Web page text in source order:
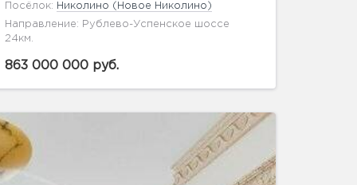
Посёлок: Николино (Новое Николино)
Направление: Рублево-Успенское шоссе
24км.
863 000 000 руб.